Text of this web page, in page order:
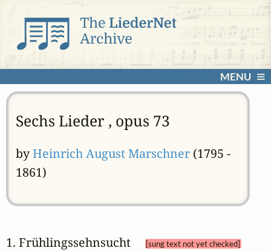
MENU
Sechs Lieder , opus 73
byHeinrich August Marschner(1795 -
1861)
1. Frühlingssehnsucht [sung text not yet checked]